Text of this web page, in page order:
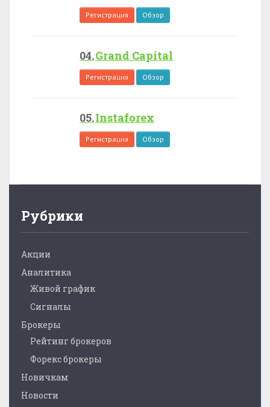
Регистрация Обзор
Grand Capital
Регистрация Обзор
Instaforex
Регистрация Обзор
Рубрики
Акции
Аналитика
Живой график
Сигналы
Брокеры
Рейтинг брокеров
Форекс брокеры
Новичкам
Новости